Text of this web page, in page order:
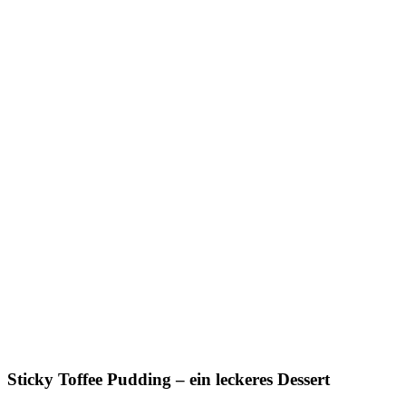
Sticky Toffee Pudding – ein leckeres Dessert